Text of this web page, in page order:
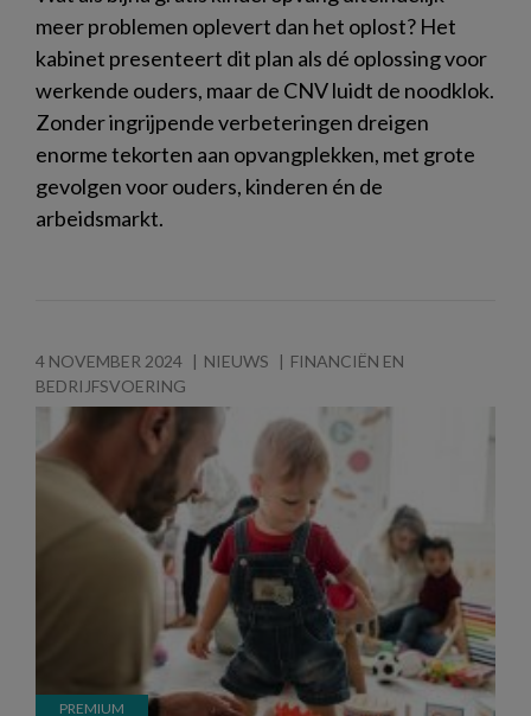
meer problemen oplevert dan het oplost? Het
kabinet presenteert dit plan als dé oplossing voor
werkende ouders, maar de CNV luidt de noodklok.
Zonder ingrijpende verbeteringen dreigen
enorme tekorten aan opvangplekken, met grote
gevolgen voor ouders, kinderen én de
arbeidsmarkt.
4 NOVEMBER 2024 NIEUWS
FINANCIËN EN
BEDRIJFSVOERING